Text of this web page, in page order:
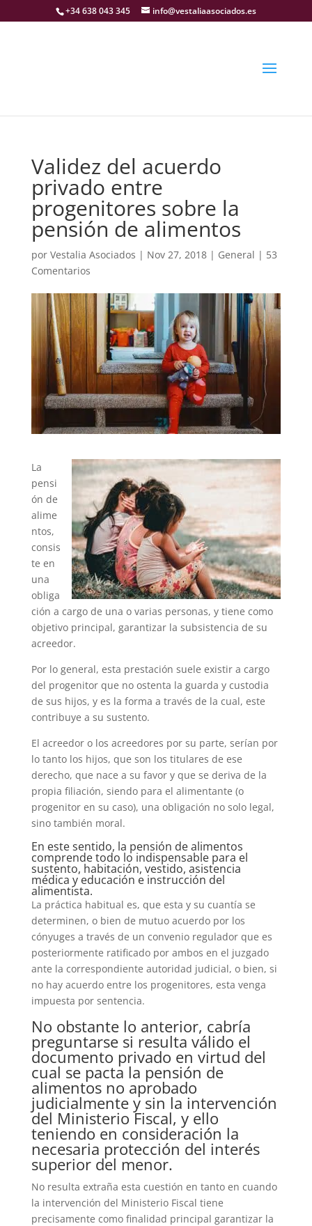
+34 638 043 345 info@vestaliaasociados.es
Validez del acuerdo
privado entre
progenitores sobre la
pensión de alimentos
por Vestalia Asociados | Nov 27, 2018| General | 53
Comentarios
La
pensi
ón de
alime
ntos,
consis
te en
una
obliga
ción a cargo de una o varias personas, y tiene como
objetivo principal, garantizar la subsistencia de su
acreedor.
Por lo general, esta prestación suele existir a cargo
del progenitor que no ostenta la guarda y custodia
de sus hijos, y es la forma a través de la cual, este
contribuye a su sustento.
El acreedor o los acreedores por su parte, serían por
lo tanto los hijos, que son los titulares de ese
derecho, que nace a su favor y que se deriva de la
propia filiación, siendo para el alimentante (o
progenitor en su caso), una obligación no solo legal,
sino también moral.
En este sentido, la pensión de alimentos
comprende todo lo indispensable para el
sustento, habitación, vestido, asistencia
médica y educación e instrucción del
alimentista.
La práctica habitual es, que esta y su cuantía se
determinen, o bien de mutuo acuerdo por los
cónyuges a través de un convenio regulador que es
posteriormente ratificado por ambos en el juzgado
ante la correspondiente autoridad judicial, o bien, si
no hay acuerdo entre los progenitores, esta venga
impuesta por sentencia.
No obstante lo anterior, cabría
preguntarse si resulta válido el
documento privado en virtud del
cual se pacta la pensión de
alimentos no aprobado
judicialmente y sin la intervención
del Ministerio Fiscal, y ello
teniendo en consideración la
necesaria protección del interés
superior del menor.
No resulta extraña esta cuestión en tanto en cuando
la intervención del Ministerio Fiscal tiene
precisamente como finalidad principal garantizar la